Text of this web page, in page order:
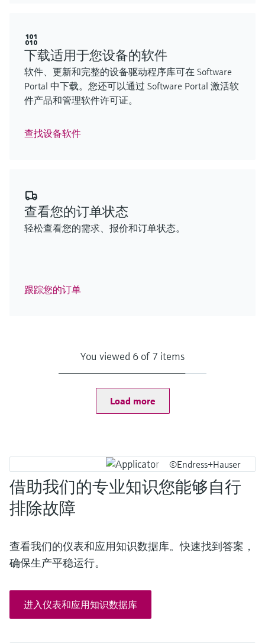
下载适用于您设备的软件
软件、更新和完整的设备驱动程序库可在 Software
Portal 中下载。您还可以通过 Software Portal 激活软
件产品和管理软件许可证。
查找设备软件
查看您的订单状态
轻松查看您的需求、报价和订单状态。
跟踪您的订单
You viewed 6 of 7 items
Load more
©Endress+Hauser
借助我们的专业知识您能够自行
排除故障
查看我们的仪表和应用知识数据库。快速找到答案，
确保生产平稳运行。
进入仪表和应用知识数据库

网络不给力，请刷新重试